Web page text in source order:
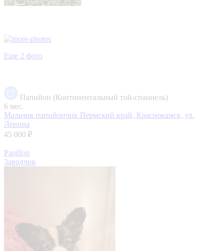
Еще 2 фото
Папийон (Континентальный той-спаниель)
6 мес.
Мальчик папийончик Пермский край, Краснокамск, ул.
Ленина
45 000 ₽
Papillon
Заводчик